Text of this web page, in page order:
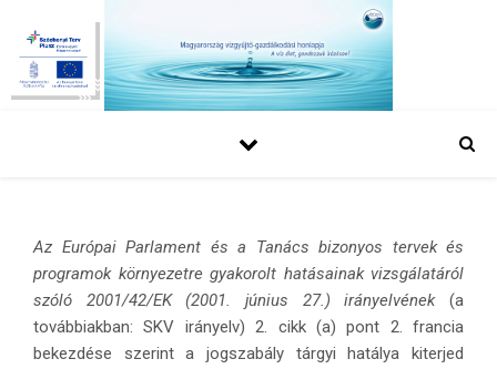
Az Európai Parlament és a Tanács bizonyos tervek és
programok környezetre gyakorolt hatásainak vizsgálatáról
szóló 2001/42/EK (2001. június 27.) irányelvének(a
továbbiakban: SKV irányelv) 2. cikk (a) pont 2. francia
bekezdése szerint a jogszabály tárgyi hatálya kiterjed